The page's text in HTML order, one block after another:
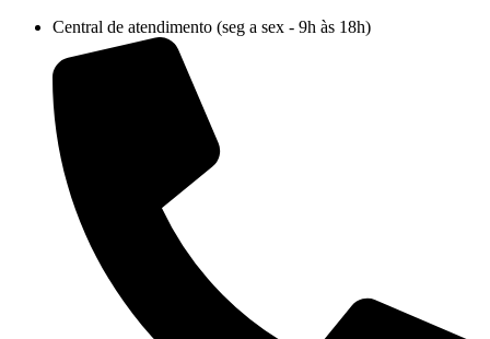
conteúdo
Central de atendimento (seg a sex - 9h às 18h)